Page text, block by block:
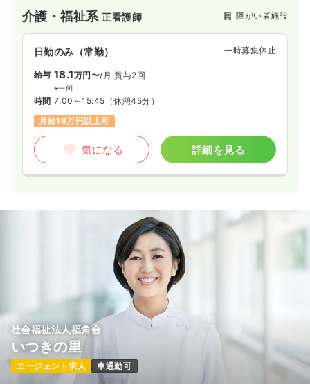
も、そして地域と「共に生き、共に歩み、共に育つ」を行動の
指針として、
総合的多角的な福祉サービスを展開しています。
介護・福祉系正看護師 障がい者施設
日勤のみ（常勤） 一時募集休止
給与 18.1万円〜/月 賞与2回
※一例
時間 7:00～15:45 （休憩45分）
月給18万円以上可
気になる 詳細を見る
社会福祉法人福角会
いつきの里
エージェント求人 車通勤可